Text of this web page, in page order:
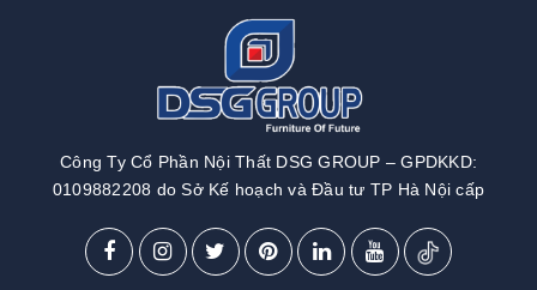
Công Ty Cổ Phần Nội Thất DSG GROUP – GPDKKD:
0109882208 do Sở Kế hoạch và Đầu tư TP Hà Nội cấp